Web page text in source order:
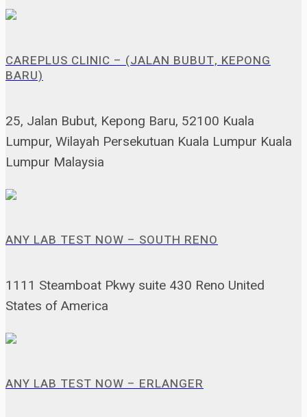
CAREPLUS CLINIC – (JALAN BUBUT, KEPONG
BARU)
25, Jalan Bubut, Kepong Baru, 52100 Kuala
Lumpur, Wilayah Persekutuan Kuala Lumpur Kuala
Lumpur Malaysia
ANY LAB TEST NOW – SOUTH RENO
1111 Steamboat Pkwy suite 430 Reno United
States of America
ANY LAB TEST NOW – ERLANGER